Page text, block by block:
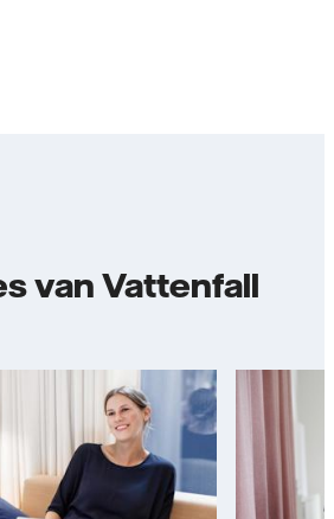
van Vattenfall